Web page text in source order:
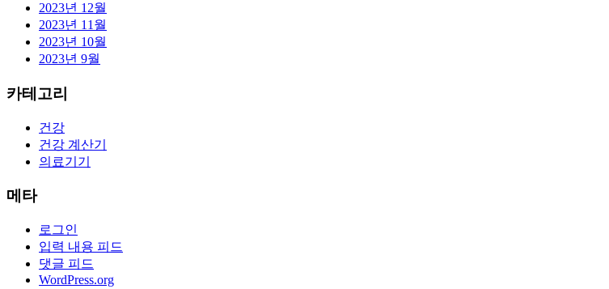
2023년 12월
2023년 11월
2023년 10월
2023년 9월
카테고리
건강
건강 계산기
의료기기
메타
로그인
입력 내용 피드
댓글 피드
WordPress.org